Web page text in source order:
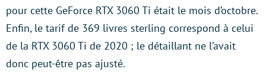
pour cette GeForce RTX 3060 Ti était le mois d’octobre.
Enfin, le tarif de 369 livres sterling correspond à celui
de la RTX 3060 Ti de 2020 ; le détaillant ne l’avait
donc peut-être pas ajusté.